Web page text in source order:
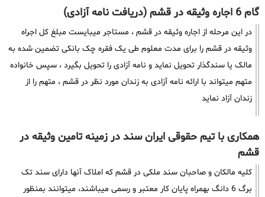
گام 6 اجاره وثیقه در قشم (دریافت نامه آزادی)
در این مرحله از اجاره وثیقه در قشم ، مستاجر میبایست مبلغ کل اجراه
وثیقه در قشم را برای مدت معلوم طی یک فقره چک بانکی تضمین شده به
مالک یا سندگذار تحویل نماید و نامه آزادی را تحویل بگیرد ، سپس خانواده
متهم میتواند با ارائه نامه آزادی به زندان مورد نظر در قشم ، متهم را از
زندان آزاد نماید
همکاری با تیم حقوقی ایران سند در زمینه تامین وثیقه در
قشم
کلیه مالکان و صاحبان سند ملکی در قشم که املاک آنها دارای سند تک
برگ 6 دانگ بهمراه پایان کار معتبر و رسمی میباشند، میتوانند بمنظور